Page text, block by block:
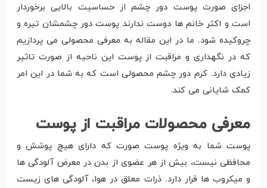
اجزای صورت پوست دور چشم از حساسیت بالایی برخوردار
است و اکثر خانم ها دوست ندارند پوست دور چشمشان تیره و
چروکیده شود. ما در این مقاله به معرفی محصولی می پردازیم
که در نگهداری و مراقبت از پوست این ناحیه از صورت تاثیر
زیادی دارد. کرم دور چشم محصولی است که به شما در این امر
کمک شایانی می کند.
معرفی محصولات مراقبت از پوست
پوست شما به ویژه پوست صورت که دارای هیچ پوشش و
محافظی نیست، بیش از هر عضوی از بدن در معرض آلودگی ها
و میکروب ها قرار دارد. ذرات معلق در هوا، آلودگی های زیست